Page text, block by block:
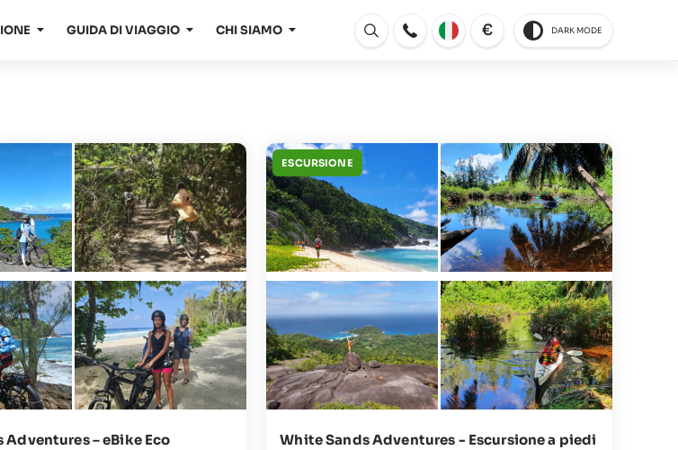
GUIDA DI VIAGGIO CHI SIAMO
Aperto
€ DARK MODE
Adventures – eBike Eco
ESCURSIONE
White Sands Adventures - Escursione a piedi